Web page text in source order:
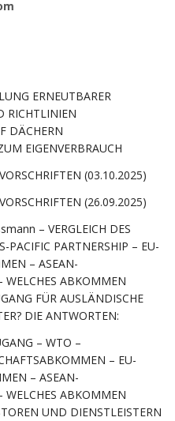
ERNEUTBARER
RICHTLINIEN
DÄCHERN
EIGENVERBRAUCH
(03.10.2025)
(26.09.2025)
– VERGLEICH DES
PACIFIC PARTNERSHIP – EU-
– ASEAN-
WELCHES ABKOMMEN
FÜR AUSLÄNDISCHE
DIE ANTWORTEN:
– WTO –
– EU-
– ASEAN-
WELCHES ABKOMMEN
UND DIENSTLEISTERN